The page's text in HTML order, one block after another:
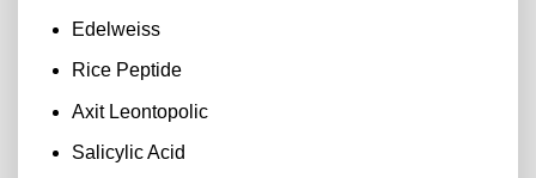
Edelweiss
Rice Peptide
Axit Leontopolic
Salicylic Acid